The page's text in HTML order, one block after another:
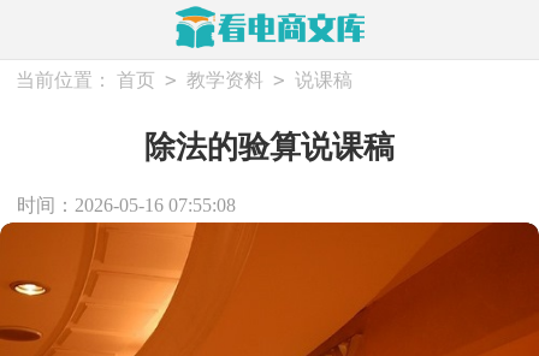
当前位置： 首页 > 教学资料 > 说课稿
除法的验算说课稿
时间：2026-05-16 07:55:08